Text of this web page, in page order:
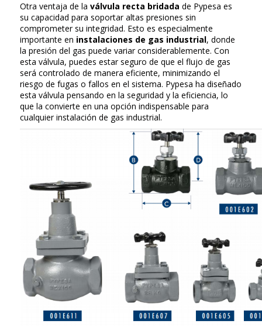
Otra ventaja de la válvula recta bridada de Pypesa es
su capacidad para soportar altas presiones sin
comprometer su integridad. Esto es especialmente
importante en instalaciones de gas industrial, donde
la presión del gas puede variar considerablemente. Con
esta válvula, puedes estar seguro de que el flujo de gas
será controlado de manera eficiente, minimizando el
riesgo de fugas o fallos en el sistema. Pypesa ha diseñado
esta válvula pensando en la seguridad y la eficiencia, lo
que la convierte en una opción indispensable para
cualquier instalación de gas industrial.